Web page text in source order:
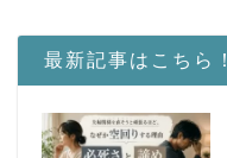
最新記事はこちら！